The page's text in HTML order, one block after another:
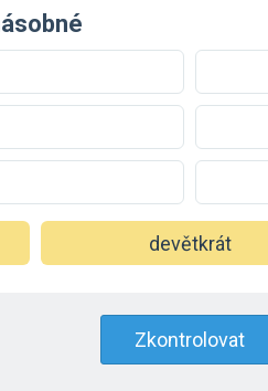
devětkrát
Zkontrolovat